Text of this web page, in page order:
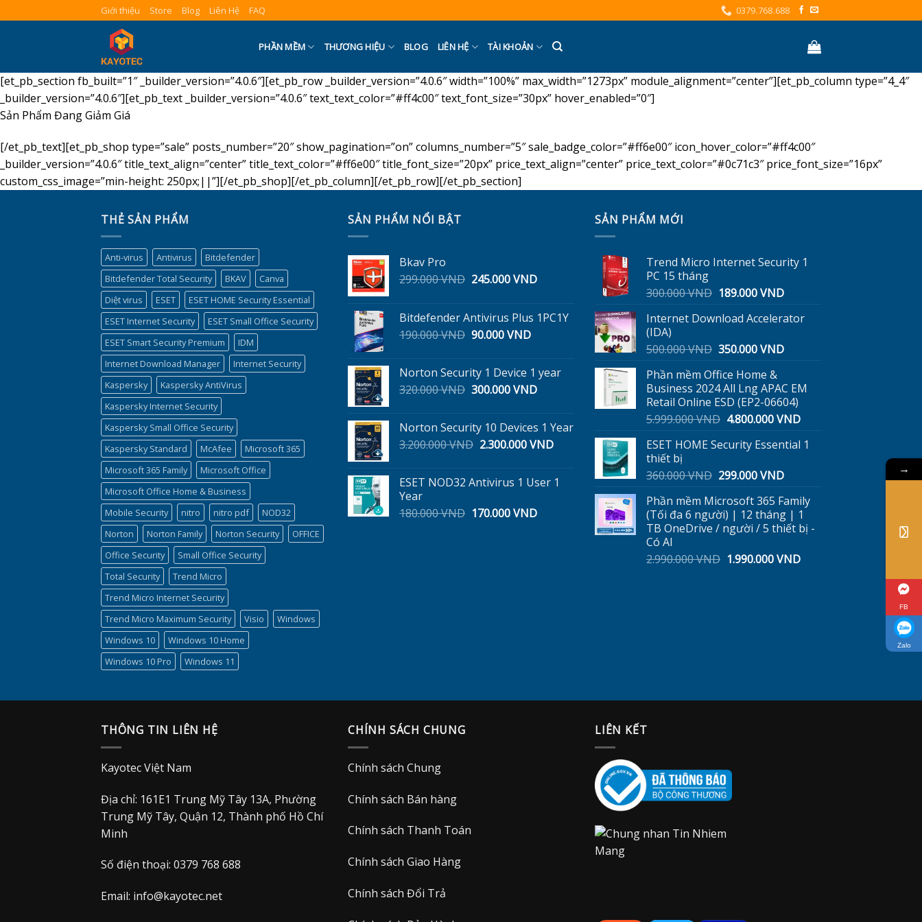
to
Giới thiệu Store Blog Liên Hệ FAQ 0379.768.688
PHẦN MỀM THƯƠNG HIỆU BLOG LIÊN HỆ TÀI KHOẢN
[et_pb_section fb_built=”1″ _builder_version=”4.0.6″][et_pb_row _builder_version=”4.0.6″ width=”100%” max_width=”1273px” module_alignment=”center”][et_pb_column type=”4_4″
_builder_version=”4.0.6″][et_pb_text _builder_version=”4.0.6″ text_text_color=”#ff4c00″ text_font_size=”30px” hover_enabled=”0″]
Sản Phẩm Đang Giảm Giá
[/et_pb_text][et_pb_shop type=”sale” posts_number=”20″ show_pagination=”on” columns_number=”5″ sale_badge_color=”#ff6e00″ icon_hover_color=”#ff4c00″
_builder_version=”4.0.6″ title_text_align=”center” title_text_color=”#ff6e00″ title_font_size=”20px” price_text_align=”center” price_text_color=”#0c71c3″ price_font_size=”16px”
custom_css_image=”min-height: 250px;||”][/et_pb_shop][/et_pb_column][/et_pb_row][/et_pb_section]
THẺ SẢN PHẨM
Anti-virus Antivirus
Bitdefender
Bitdefender Total Security
BKAV
Canva
Diệt virus
ESET
ESET HOME Security Essential
ESET Internet Security
ESET Small Office Security
ESET Smart Security Premium
IDM
Internet Download Manager
Internet Security
Kaspersky
Kaspersky AntiVirus
Kaspersky Internet Security
Kaspersky Small Office Security
Kaspersky Standard
McAfee
Microsoft 365
Microsoft 365 Family
Microsoft Office
Microsoft Office Home & Business
Mobile Security
nitro nitro pdf
NOD32
Norton
Norton Family Norton Security
OFFICE
Office Security
Small Office Security
Total Security
Trend Micro
Trend Micro Internet Security
Trend Micro Maximum Security
Visio
Windows
Windows 10
Windows 10 Home
Windows 10 Pro
Windows 11
SẢN PHẨM NỔI BẬT
Bkav Pro
299.000VND Giá
299.000 VND.
245.000VNDGiá
là:
245.000 VND.
Bitdefender Antivirus Plus 1PC1Y
190.000VND Giá
190.000 VND.
90.000VNDGiá
là:
90.000 VND.
Norton Security 1 Device 1 year
320.000VND Giá
320.000 VND.
300.000VNDGiá
là:
300.000 VND.
Norton Security 10 Devices 1 Year
3.200.000VND Giá
3.200.000 VND.
2.300.000VNDGiá
là:
2.300.000 VND.
ESET NOD32 Antivirus 1 User 1
Year
180.000VND Giá
170.000VNDGiá
SẢN PHẨM MỚI
Trend Micro Internet Security 1
PC 15 tháng
300.000VND Giá
là:
189.000VNDGiá
tại
189.000 VND.
Internet Download Accelerator
(IDA)
500.000VND Giá
là:
500.000 VND.
350.000VNDGiá
là:
350.000 VND.
Phần mềm Office Home &
Business 2024 All Lng APAC EM
Retail Online ESD (EP2-06604)
5.999.000VND Giá
là:
4.800.000VNDGiá
tại
ESET HOME Security Essential 1
thiết bị
360.000VND Giá
là:
360.000 VND.
299.000VNDGiá
tại
là:
299.000 VND.
Phần mềm Microsoft 365 Family
(Tối đa 6 người) | 12 tháng | 1
TB OneDrive / người / 5 thiết bị -
Có AI
2.990.000VND Giá
1.990.000VNDGiá
THÔNG TIN LIÊN HỆ
Kayotec Việt Nam
Địa chỉ: 161E1 Trung Mỹ Tây 13A, Phường
Trung Mỹ Tây, Quận 12, Thành phố Hồ Chí
Minh
Số điện thoại: 0379 768 688
Email: info@kayotec.net
CHÍNH SÁCH CHUNG
Chính sách Chung
Chính sách Bán hàng
Chính sách Thanh Toán
Chính sách Giao Hàng
Chính sách Đổi Trả
LIÊN KẾT
→
FB
Zalo